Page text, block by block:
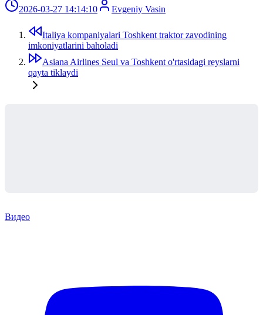
2026-03-27 14:14:10
Evgeniy Vasin
Italiya kompaniyalari Toshkent traktor zavodining
imkoniyatlarini baholadi
Asiana Airlines Seul va Toshkent o'rtasidagi reyslarni
qayta tiklaydi
Видео